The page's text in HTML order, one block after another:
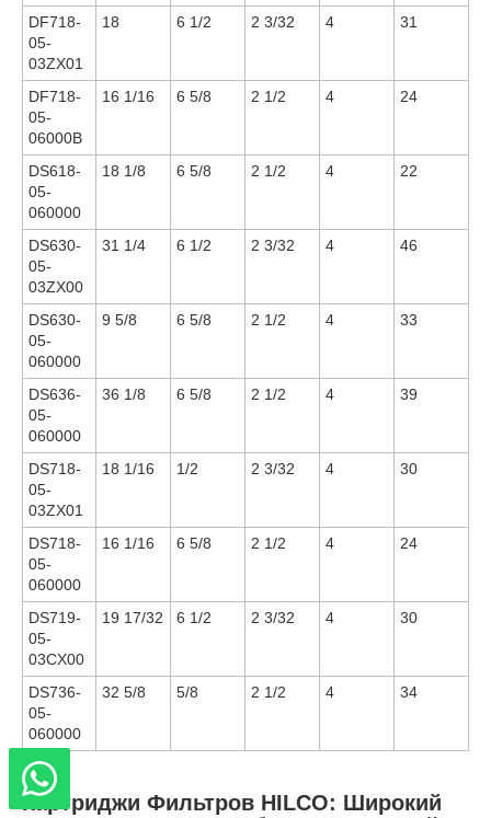
DF718-
05-
03ZX01
18 6 1/2 2 3/32 4 31
DF718-
05-
06000B
16 1/16 6 5/8 2 1/2 4 24
DS618-
05-
060000
18 1/8 6 5/8 2 1/2 4 22
DS630-
05-
03ZX00
31 1/4 6 1/2 2 3/32 4 46
DS630-
05-
060000
9 5/8 6 5/8 2 1/2 4 33
DS636-
05-
060000
36 1/8 6 5/8 2 1/2 4 39
DS718-
05-
03ZX01
18 1/16 1/2 2 3/32 4 30
DS718-
05-
060000
16 1/16 6 5/8 2 1/2 4 24
DS719-
05-
03CX00
19 17/32 6 1/2 2 3/32 4 30
DS736-
05-
060000
32 5/8 5/8 2 1/2 4 34
Картриджи Фильтров HILCO: Широкий